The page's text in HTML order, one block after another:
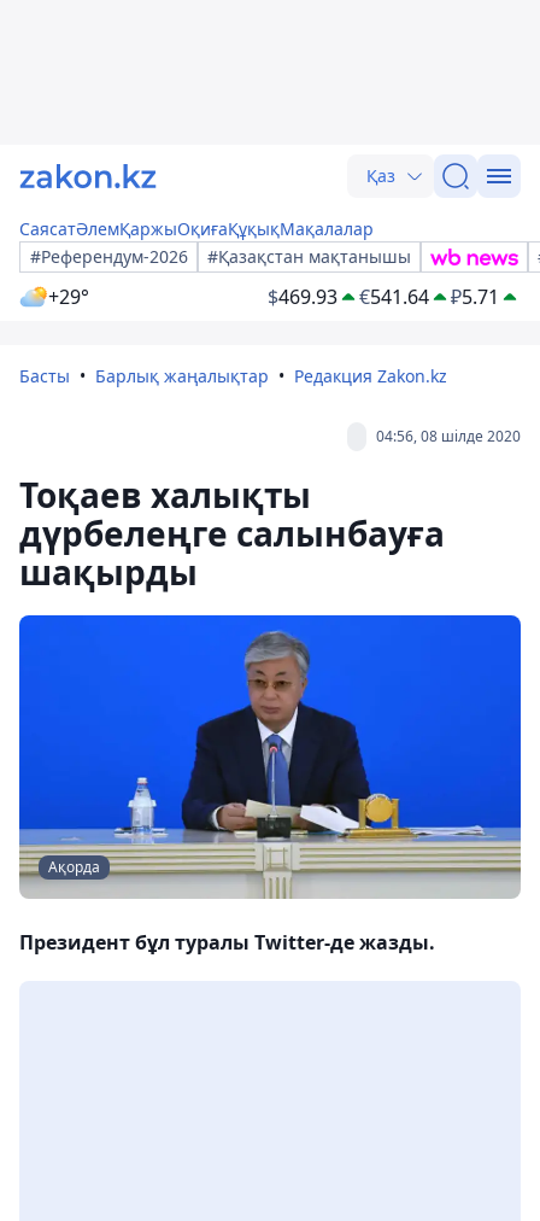
Қаз
СаясатӘлемҚаржыОқиғаҚұқықМақалалар
#Референдум-2026
#Қазақстан мақтанышы
+29° $469.93 €541.64 ₽5.71
Басты Барлық жаңалықтар Редакция Zakon.kz
04:56, 08 шілде 2020
Тоқаев халықты
дүрбелеңге салынбауға
шақырды
Ақорда
Президент бұл туралы Twitter-де жазды.